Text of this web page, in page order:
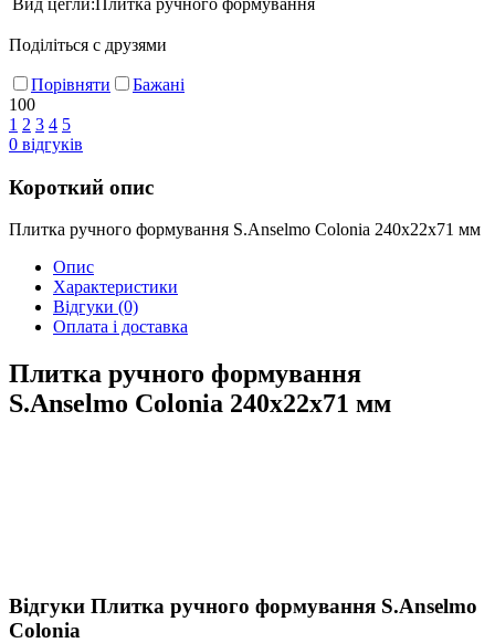
Поділіться с друзями
Порівняти
Бажані
100
1 2 3 4 5
0 відгуків
Короткий опис
Плитка ручного формування S.Anselmo Colonia 240х22х71 мм
Опис
Характеристики
Відгуки (0)
Оплата і доставка
Плитка ручного формування
S.Anselmo Colonia 240х22х71 мм
Відгуки Плитка ручного формування S.Anselmo
Colonia